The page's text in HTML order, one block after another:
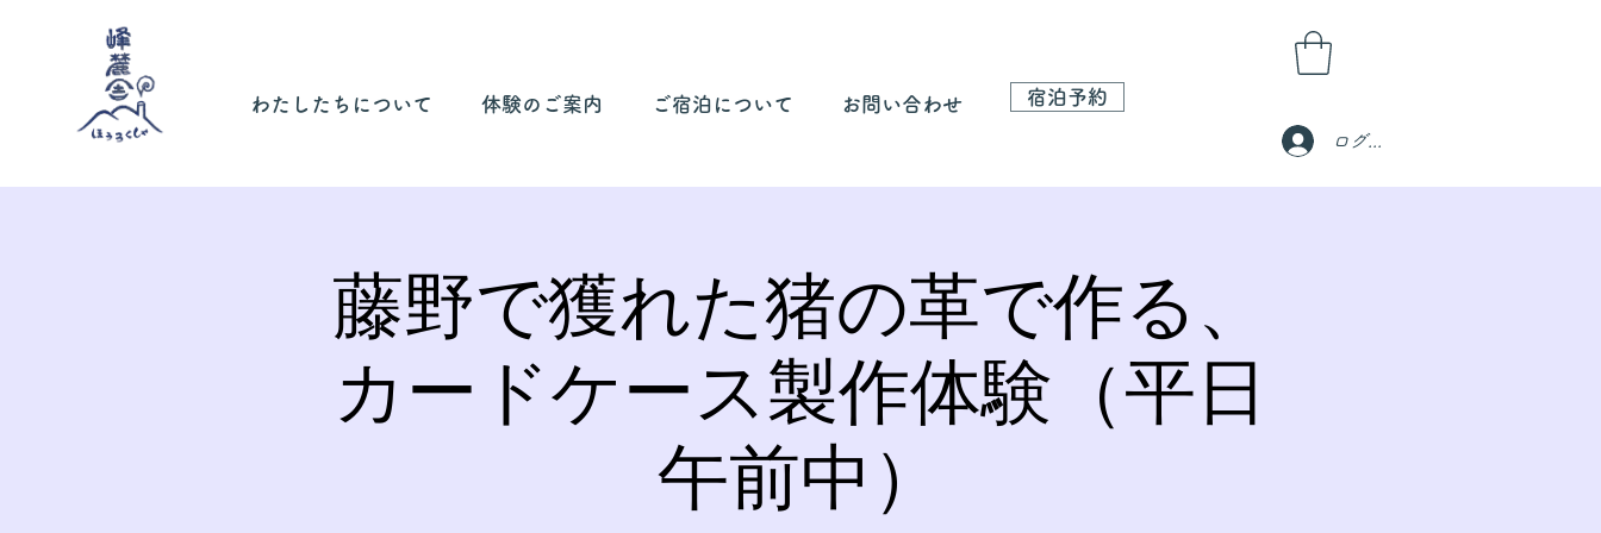
わたしたちについて 体験のご案内 ご宿泊について お問い合わせ 宿泊予約
ログイン
藤野で獲れた猪の革で作る、
カードケース製作体験（平日
午前中）